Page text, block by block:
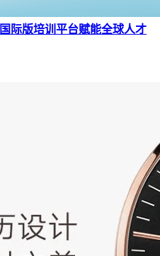
际版培训平台赋能全球人才